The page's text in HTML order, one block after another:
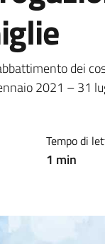
dei
2021 – 31
Tempo di
1 min